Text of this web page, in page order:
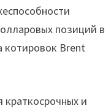
позиций в
котировок Brent
и